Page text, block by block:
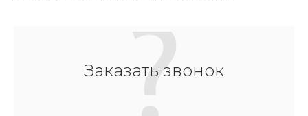
Заказать звонок